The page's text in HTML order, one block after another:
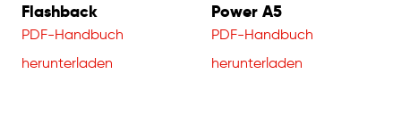
Flashback
PDF-Handbuch
herunterladen
Power A5
PDF-Handbuch
herunterladen